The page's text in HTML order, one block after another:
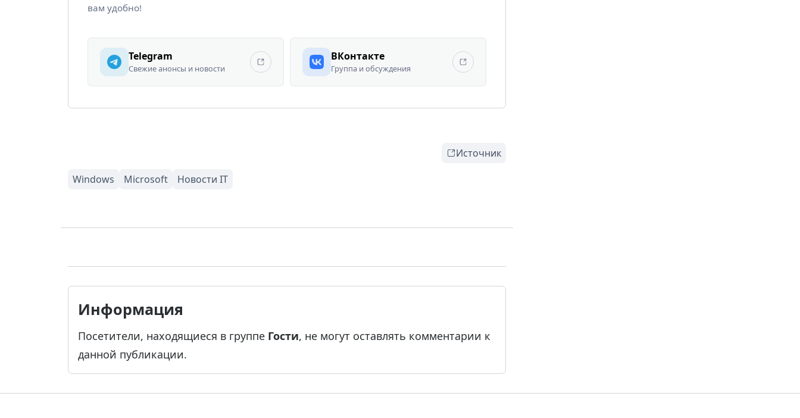
вам удобно!
Telegram
Свежие анонсы и новости
ВКонтакте
Группа и обсуждения
Источник
Информация
Посетители, находящиеся в группе Гости, не могут оставлять комментарии к
данной публикации.